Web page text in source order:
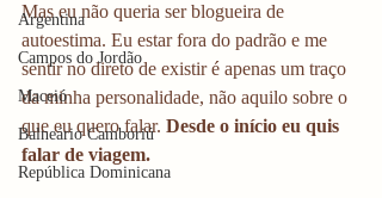
Argentina
Campos do Jordão
Maceió
Balneário Camboriú
República Dominicana
Mas eu não queria ser blogueira de
autoestima. Eu estar fora do padrão e me
sentir no direto de existir é apenas um traço
da minha personalidade, não aquilo sobre o
que eu quero falar. Desde o início eu quis
falar de viagem.